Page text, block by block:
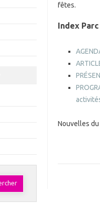
fêtes.
Index
Nouvelles du